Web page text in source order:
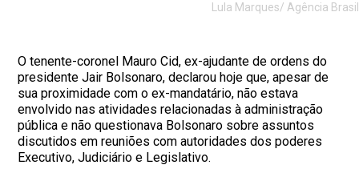
Lula Marques/ Agência Brasil
O tenente-coronel Mauro Cid, ex-ajudante de ordens do
presidente Jair Bolsonaro, declarou hoje que, apesar de
sua proximidade com o ex-mandatário, não estava
envolvido nas atividades relacionadas à administração
pública e não questionava Bolsonaro sobre assuntos
discutidos em reuniões com autoridades dos poderes
Executivo, Judiciário e Legislativo.